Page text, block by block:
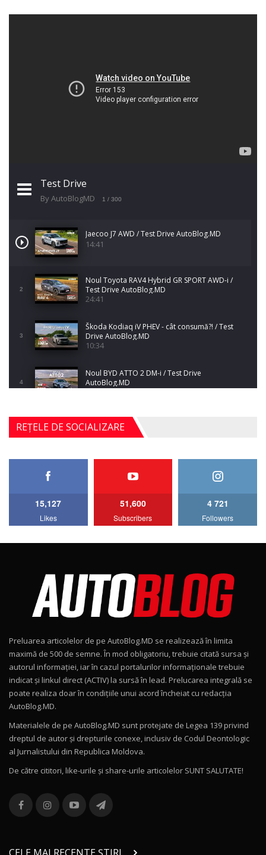
Test Drive
By AutoBlogMD 1 / 300
Jaecoo J7 AWD / Test Drive AutoBlog.MD
14:41
2
Noul Toyota RAV4 Hybrid GR SPORT AWD-i /
Test Drive AutoBlog.MD
24:41
3
Škoda Kodiaq iV PHEV - cât consumă?! / Test
Drive AutoBlog.MD
10:34
4
Noul BYD ATTO 2 DM-i / Test Drive
AutoBlog.MD
17:35
5
Noul Mercedes-Benz S-Class facelift (S 580
4MATIC V223) / Test Drive AutoBlog.MD
27:33
AutoBlog.MD
15:08
Noul Geely EX2 / Test Drive AutoBlog.MD
15:22
Mercedes-AMG E 53 HYBRID 4MATIC+ / Test
Drive AutoBlog.MD
16:27
11
Noul Volvo ES90 / Test Drive AutoBlog.MD
12
Noul MG HS / Test Drive AutoBlog.MD
16:48
13
combină aventura cu luxul / AutoBlog.MD
36:08
chinez care face lumea să se întoarcă după el
REȚELE DE SOCIALIZARE
15,127
Likes
51,600
Subscribers
4 721
Followers
Preluarea articolelor de pe AutoBlog.MD se realizează în limita
maximă de 500 de semne. În mod obligatoriu, trebuie citată sursa și
autorul informației, iar în cazul portalurilor informaționale trebuie
indicat și linkul direct (ACTIV) la sursă în lead. Prelucarea integrală se
poate realiza doar în condițiile unui acord încheiat cu redacţia
AutoBlog.MD.
Materialele de pe AutoBlog.MD sunt protejate de Legea 139 privind
dreptul de autor și drepturile conexe, inclusiv de Codul Deontologic
al Jurnalistului din Republica Moldova.
De către cititori, like-urile şi share-urile articolelor SUNT SALUTATE!
CELE MAI RECENTE ȘTIRI